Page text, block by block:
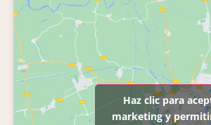
Haz clic para
marketing y